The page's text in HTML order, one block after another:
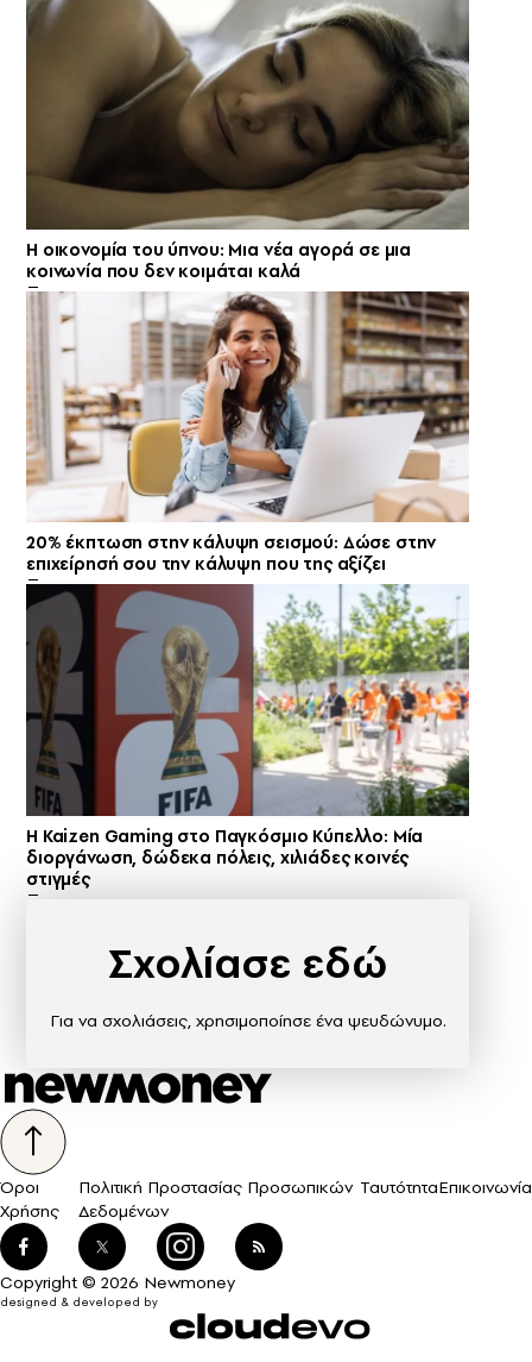
Η οικονομία του ύπνου: Μια νέα αγορά σε μια
κοινωνία που δεν κοιμάται καλά
20% έκπτωση στην κάλυψη σεισμού: Δώσε στην
επιχείρησή σου την κάλυψη που της αξίζει
H Kaizen Gaming στο Παγκόσμιο Kύπελλο: Μία
διοργάνωση, δώδεκα πόλεις, χιλιάδες κοινές
στιγμές
Σχολίασε εδώ
Για να σχολιάσεις, χρησιμοποίησε ένα ψευδώνυμο.
Όροι
Χρήσης
Πολιτική Προστασίας Προσωπικών
Δεδομένων
ΤαυτότηταΕπικοινωνία
Copyright © 2026 Newmoney
designed & developed by